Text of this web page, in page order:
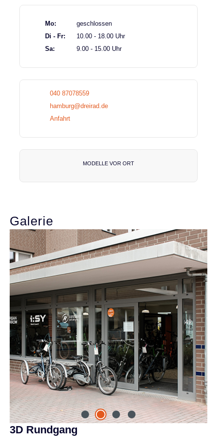
Mo:
geschlossen
Di - Fr:
10.00 - 18.00 Uhr
Sa:
9.00 - 15.00 Uhr
040 87078559
hamburg@dreirad.de
Anfahrt
MODELLE VOR ORT
Bildergalerie überspringen
3D Rundgang